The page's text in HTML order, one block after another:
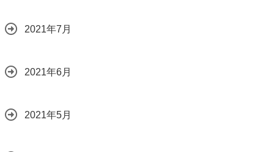
2021年7月
2021年6月
2021年5月